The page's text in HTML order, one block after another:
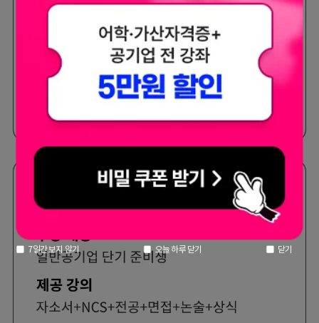
7일간 보지 않기 오늘 하루 닫기 닫기